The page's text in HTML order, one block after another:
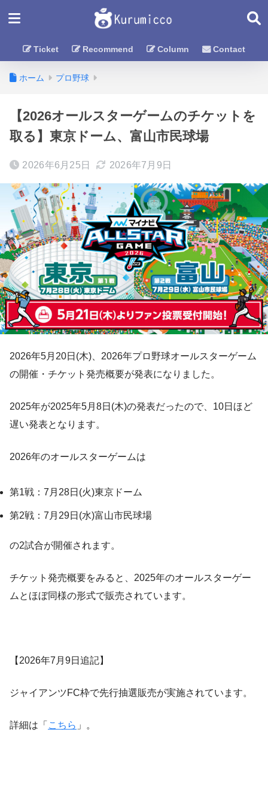
Ticket Recommend Column Contact
ホーム プロ野球
【2026オールスターゲームのチケットを
取る】東京ドーム、富山市民球場
2026年6月25日 2026年7月9日
2026年5月20日(木)、2026年プロ野球オールスターゲーム
の開催・チケット発売概要が発表になりました。
2025年が2025年5月8日(木)の発表だったので、10日ほど
遅い発表となります。
2026年のオールスターゲームは
第1戦：7月28日(火)東京ドーム
第2戦：7月29日(水)富山市民球場
の2試合が開催されます。
チケット発売概要をみると、2025年のオールスターゲー
ムとほぼ同様の形式で販売されています。
【2026年7月9日追記】
ジャイアンツFC枠で先行抽選販売が実施されています。
詳細は「 こちら 」。